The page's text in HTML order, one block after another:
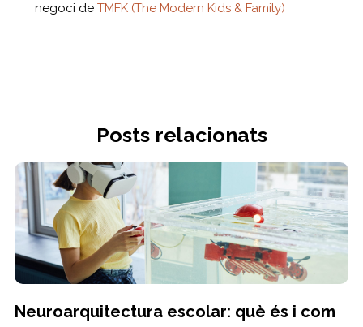
negoci de TMFK (The Modern Kids & Family)
Posts relacionats
Neuroarquitectura escolar: què és i com